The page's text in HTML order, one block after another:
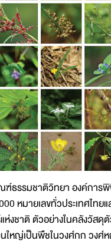
รรมชาติวิทยา องค์การพิ
หมายเลขทั่วประเทศไท
ชาติ ตัวอย่างในคลังวัสดุ
นใหญ่เป็นพืชในวงศ์กก วงศ์